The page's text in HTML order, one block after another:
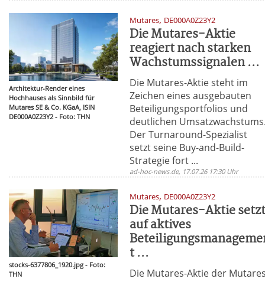
Architektur-Render eines
Hochhauses als Sinnbild für
Mutares SE & Co. KGaA, ISIN
DE000A0Z23Y2 - Foto: THN
Mutares, DE000A0Z23Y2
Die Mutares-Aktie
reagiert nach starken
Wachstumssignalen ...
Die Mutares-Aktie steht im
Zeichen eines ausgebauten
Beteiligungsportfolios und
deutlichen Umsatzwachstums.
Der Turnaround-Spezialist
setzt seine Buy-and-Build-
Strategie fort ...
ad-hoc-news.de, 17.07.26 17:30 Uhr
stocks-6377806_1920.jpg - Foto:
THN
Mutares, DE000A0Z23Y2
Die Mutares-Aktie
auf aktives
t ...
Die Mutares-Aktie der Mutares